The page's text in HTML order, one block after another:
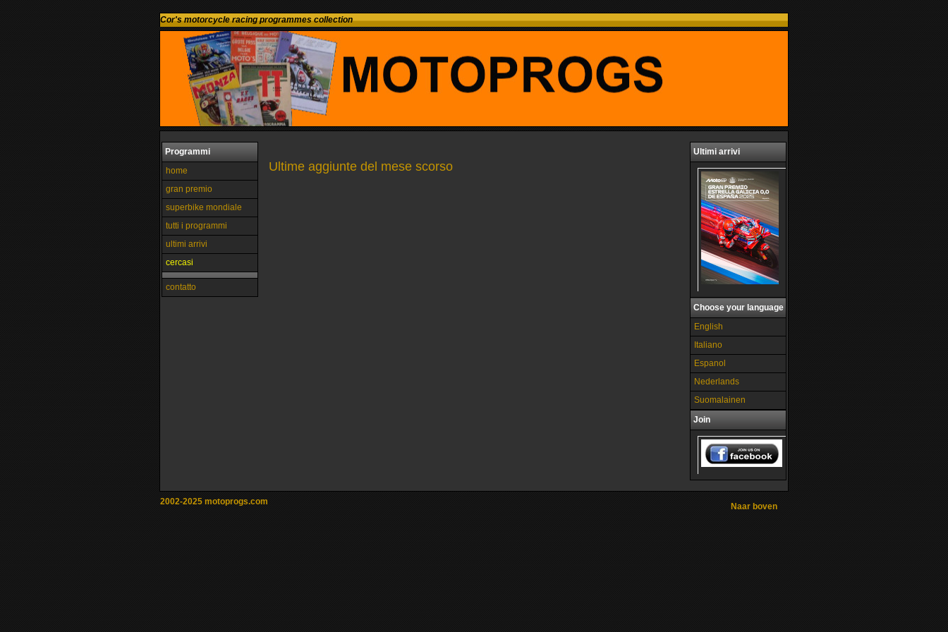
Cor's motorcycle racing programmes collection
Programmi
home
gran premio
superbike mondiale
tutti i programmi
ultimi arrivi
cercasi
contatto
Ultime aggiunte del mese scorso
Ultimi arrivi
Choose your language
English
Italiano
Espanol
Nederlands
Suomalainen
Join
2002-2025 motoprogs.com Naar boven